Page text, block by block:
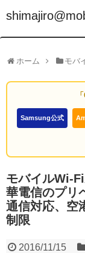
ホーム モバ
Samsung公式
モバイルWi-
華電信のプリ
通信対応、空
制限
2016/11/15